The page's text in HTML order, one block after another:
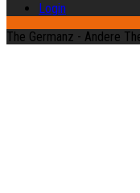
Login
The Germanz - Andere